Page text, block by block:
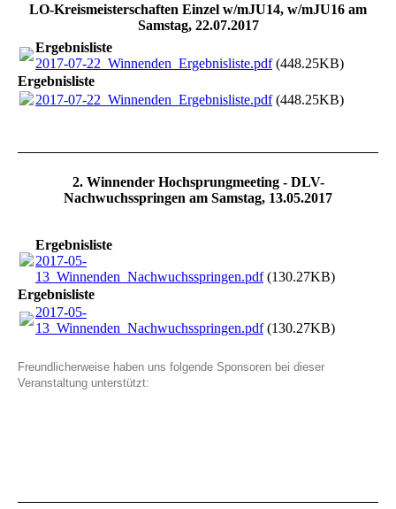
LO-Kreismeisterschaften Einzel w/mJU14, w/mJU16 am
Samstag, 22.07.2017
Ergebnisliste
2017-07-22_Winnenden_Ergebnisliste.pdf(448.25KB)
Ergebnisliste
2017-07-22_Winnenden_Ergebnisliste.pdf(448.25KB)
2. Winnender Hochsprungmeeting - DLV-
Nachwuchsspringen am Samstag, 13.05.2017
Ergebnisliste
2017-05-
13_Winnenden_Nachwuchsspringen.pdf(130.27KB)
Ergebnisliste
2017-05-
13_Winnenden_Nachwuchsspringen.pdf(130.27KB)
Freundlicherweise haben uns folgende Sponsoren bei dieser
Veranstaltung unterstützt: